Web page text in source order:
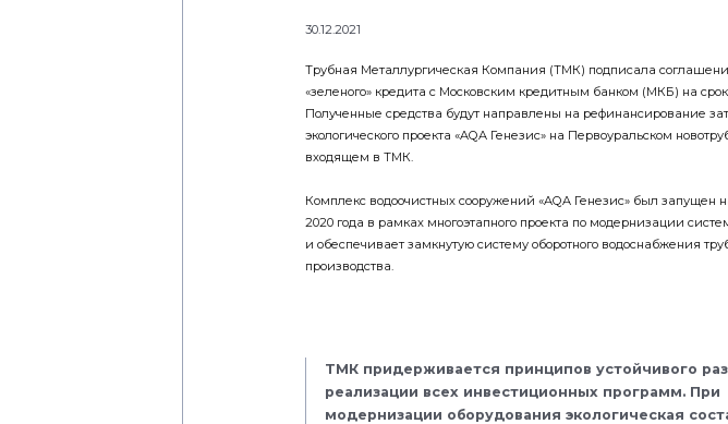
30.12.2021
Трубная Металлургическая Компания (ТМК) подписала
«зеленого» кредита с Московским кредитным банком (МКБ) на
Полученные средства будут направлены на рефинансирование
экологического проекта «AQA Генезис» на Первоуральском
входящем в ТМК.
Комплекс водоочистных сооружений «AQA Генезис» был запущен
2020 года в рамках многоэтапного проекта по модернизации
и обеспечивает замкнутую систему оборотного водоснабжения
производства.
ТМК придерживается принципов устойчивого
реализации всех инвестиционных программ. При
модернизации оборудования экологическая